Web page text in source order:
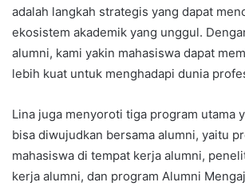
adalah langkah strategis yang dapat
ekosistem akademik yang unggul.
alumni, kami yakin mahasiswa dapat
lebih kuat untuk menghadapi dunia
Lina juga menyoroti tiga program utama
bisa diwujudkan bersama alumni, yaitu
mahasiswa di tempat kerja alumni,
kerja alumni, dan program Alumni